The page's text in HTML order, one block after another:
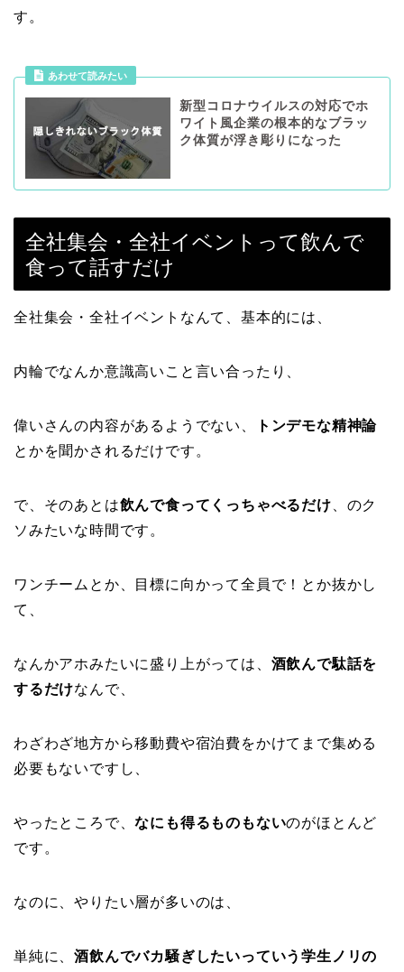
す。
あわせて読みたい
新型コロナウイルスの対応でホ
ワイト風企業の根本的なブラッ
ク体質が浮き彫りになった
全社集会・全社イベントって飲んで
食って話すだけ
全社集会・全社イベントなんて、基本的には、
内輪でなんか意識高いこと言い合ったり、
偉いさんの内容があるようでない、
トンデモな精神論
とかを聞かされるだけです。
で、そのあとは飲んで食ってくっちゃべるだけ、のク
ソみたいな時間です。
ワンチームとか、目標に向かって全員で！とか抜かし
て、
なんかアホみたいに盛り上がっては、 酒飲んで駄話を
するだけなんで、
わざわざ地方から移動費や宿泊費をかけてまで集める
必要もないですし、
やったところで、なにも得るものもないのがほとんど
です。
なのに、やりたい層が多いのは、
単純に、酒飲んでバカ騒ぎしたいっていう学生ノリの